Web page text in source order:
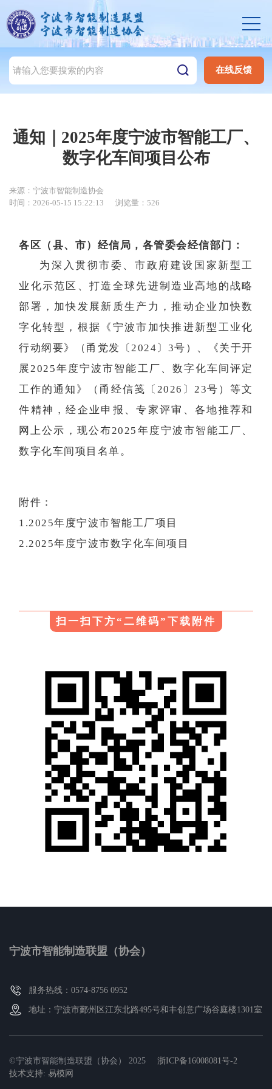
在线反馈
通知｜2025年度宁波市智能工厂、
数字化车间项目公布
来源：宁波市智能制造协会
时间：2026-05-15 15:22:13
浏览量：526
各区（县、市）经信局，各管委会经信部门：
为深入贯彻市委、市政府建设国家新型工
业化示范区、打造全球先进制造业高地的战略
部署，加快发展新质生产力，推动企业加快数
字化转型，根据《宁波市加快推进新型工业化
行动纲要》（甬党发〔2024〕3号）、《关于开
展2025年度宁波市智能工厂、数字化车间评定
工作的通知》（甬经信笺〔2026〕23号）等文
件精神，经企业申报、专家评审、各地推荐和
网上公示，现公布2025年度宁波市智能工厂、
数字化车间项目名单。
附件：
1.2025年度宁波市智能工厂项目
2.2025年度宁波市数字化车间项目
扫一扫下方“二维码”下载附件
宁波市智能制造联盟（协会）
服务热线：0574-8756 0952
地址：宁波市鄞州区江东北路495号和丰创意广场谷庭楼1301室
©宁波市智能制造联盟（协会） 2025
浙ICP备16008081号-2
技术支持:易模网